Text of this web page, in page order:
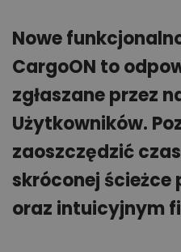
Nowe
CargoON to
zgłaszane przez
Użytkowników.
zaoszczędzić
skróconej
oraz intuicyjnym